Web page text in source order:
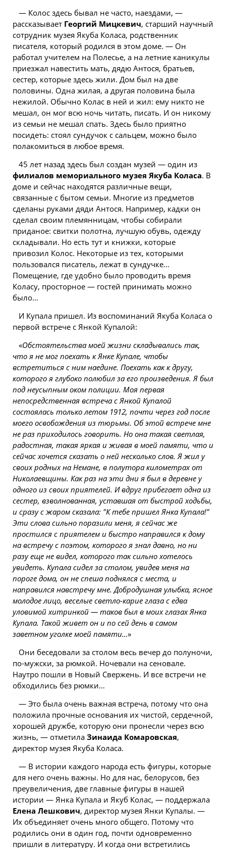
— Колос здесь бывал не часто, наездами, —
рассказывает Георгий Мицкевич, старший научный
сотрудник музея Якуба Коласа, родственник
писателя, который родился в этом доме. — Он
работал учителем на Полесье, а на летние каникулы
приезжал навестить мать, дядю Антося, братьев,
сестер, которые здесь жили. Дом был на две
половины. Одна жилая, а другая половина была
нежилой. Обычно Колас в ней и жил: ему никто не
мешал, он мог всю ночь читать, писать. И он никому
из семьи не мешал спать. Здесь было приятно
посидеть: стоял сундучок с сальцем, можно было
полакомиться в любое время.
45 лет назад здесь был создан музей — один из
филиалов мемориального музея Якуба Коласа. В
доме и сейчас находятся различные вещи,
связанные с бытом семьи. Многие из предметов
сделаны руками дяди Антося. Например, кадки он
сделал своим племянницам, чтобы собирали
приданое: свитки полотна, лучшую обувь, одежду
складывали. Но есть тут и книжки, которые
привозил Колос. Некоторые из тех, которыми
пользовался писатель, лежат в сундучке…
Помещение, где удобно было проводить время
Коласу, просторное — гостей принимать можно
было…
И Купала пришел. Из воспоминаний Якуба Коласа о
первой встрече с Янкой Купалой:
«Обстоятельства моей жизни складывались так,
что я не мог поехать к Янке Купале, чтобы
встретиться с ним наедине. Поехать как к другу,
которого я глубоко полюбил за его произведения. Я был
под неусыпным оком полиции. Моя первая
непосредственная встреча с Янкой Купалой
состоялась только летом 1912, почти через год после
моего освобождения из тюрьмы. Об этой встрече мне
не раз приходилось говорить. Но она такая светлая,
радостная, такая яркая и живая в моей памяти, что и
сейчас хочется сказать о ней несколько слов. Я жил у
своих родных на Немане, в полутора километрах от
Николаевщины. Как раз на эти дни я был в деревне у
одного из своих приятелей. И вдруг прибегает одна из
сестер, взволнованная, уставшая от быстрой ходьбы,
и сразу с жаром сказала: "К тебе пришел Янка Купала!"
Эти слова сильно поразили меня, я сейчас же
простился с приятелем и быстро направился к дому
на встречу с поэтом, которого я знал давно, но ни
разу еще не видел, которого так сильно хотелось
увидеть. Купала сидел за столом, увидев меня на
пороге дома, он не спеша поднялся с места, и
направился навстречу мне. Добродушная улыбка, ясное
молодое лицо, веселые светло-карие глаза с едва
уловимой хитринкой — таков был в моих глазах Янка
Купала. Такой живет он и по сей день в самом
заветном уголке моей памяти…»
Они беседовали за столом весь вечер до полуночи,
по-мужски, за рюмкой. Ночевали на сеновале.
Наутро пошли в Новый Свержень. И все встречи не
обходились без рюмки…
— Это была очень важная встреча, потому что она
положила прочные основания их чистой, сердечной,
хорошей дружбе, которую они пронесли через всю
жизнь, — отметила Зинаида Комаровская,
директор музея Якуба Коласа.
— В истории каждого народа есть фигуры, которые
для него очень важны. Но для нас, белорусов, без
преувеличения, две главные фигуры в нашей
истории — Янка Купала и Якуб Колас, — поддержала
Елена Лешкович, директор музея Янки Купалы. —
Их объединяет очень много общего. Потому что
родились они в один год, почти одновременно
пришли в литературу. И когда они встретились